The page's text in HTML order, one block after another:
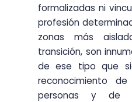
formalizadas ni
profesión
zonas más
transición, son
de ese tipo que
reconocimiento
personas y de